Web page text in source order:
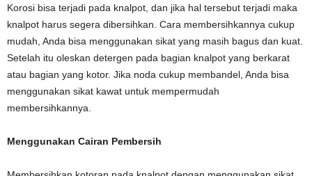
Korosi bisa terjadi pada knalpot, dan jika hal tersebut terjadi maka
knalpot harus segera dibersihkan. Cara membersihkannya cukup
mudah, Anda bisa menggunakan sikat yang masih bagus dan kuat.
Setelah itu oleskan detergen pada bagian knalpot yang berkarat
atau bagian yang kotor. Jika noda cukup membandel, Anda bisa
menggunakan sikat kawat untuk mempermudah
membersihkannya.
Menggunakan Cairan Pembersih